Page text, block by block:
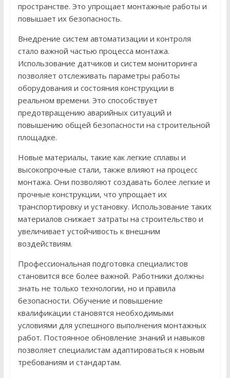
пространстве. Это упрощает монтажные работы и
повышает их безопасность.
Внедрение систем автоматизации и контроля
стало важной частью процесса монтажа.
Использование датчиков и систем мониторинга
позволяет отслеживать параметры работы
оборудования и состояния конструкции в
реальном времени. Это способствует
предотвращению аварийных ситуаций и
повышению общей безопасности на строительной
площадке.
Новые материалы, такие как легкие сплавы и
высокопрочные стали, также влияют на процесс
монтажа. Они позволяют создавать более легкие и
прочные конструкции, что упрощает их
транспортировку и установку. Использование таких
материалов снижает затраты на строительство и
увеличивает устойчивость к внешним
воздействиям.
Профессиональная подготовка специалистов
становится все более важной. Работники должны
знать не только технологии, но и правила
безопасности. Обучение и повышение
квалификации становятся необходимыми
условиями для успешного выполнения монтажных
работ. Постоянное обновление знаний и навыков
позволяет специалистам адаптироваться к новым
требованиям и стандартам.